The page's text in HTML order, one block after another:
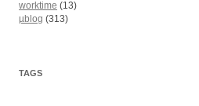
worktime (13)
µblog (313)
TAGS